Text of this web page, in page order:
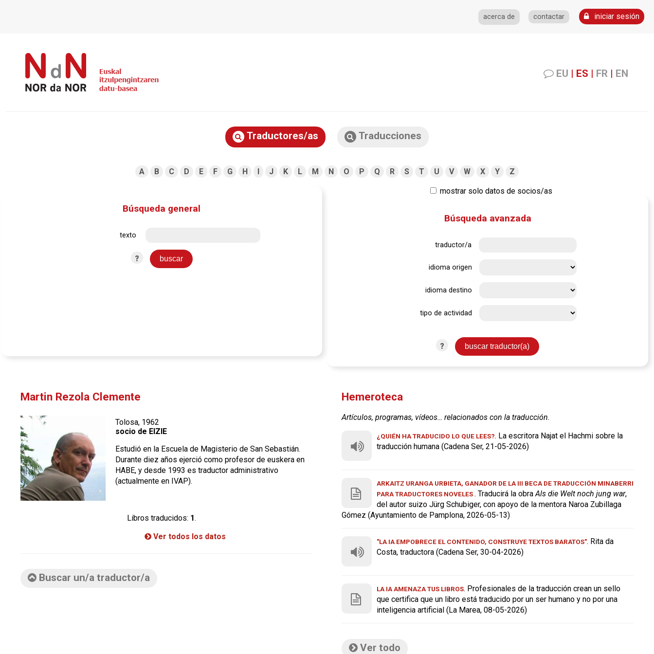
acerca de contactar iniciar sesión
EU | ES | FR | EN
Traductores/as Traducciones
A B C D E F G H I J K L M N O P Q R S T U V W X Y Z
mostrar solo datos de socios/as
Búsqueda general
texto
?
Búsqueda avanzada
traductor/a
idioma origen
idioma destino
tipo de actividad
?
Martin Rezola Clemente
Tolosa, 1962
socio de EIZIE
Estudió en la Escuela de Magisterio de San Sebastián.
Durante diez años ejerció como profesor de euskera en
HABE, y desde 1993 es traductor administrativo
(actualmente en IVAP).
Libros traducidos: 1.
Ver todos los datos
Buscar un/a traductor/a
Hemeroteca
Artículos, programas, vídeos… relacionados con la traducción.
¿QUIÉN HA TRADUCIDO LO QUE LEES?. La escritora Najat el Hachmi sobre la
traducción humana (Cadena Ser, 21-05-2026)
ARKAITZ URANGA URBIETA, GANADOR DE LA III BECA DE TRADUCCIÓN MINABERRI
PARA TRADUCTORES NOVELES . Traducirá la obra Als die Welt noch jung war,
del autor suizo Jürg Schubiger, con apoyo de la mentora Naroa Zubillaga
Gómez (Ayuntamiento de Pamplona, 2026-05-13)
"LA IA EMPOBRECE EL CONTENIDO, CONSTRUYE TEXTOS BARATOS". Rita da
Costa, traductora (Cadena Ser, 30-04-2026)
LA IA AMENAZA TUS LIBROS. Profesionales de la traducción crean un sello
que certifica que un libro está traducido por un ser humano y no por una
inteligencia artificial (La Marea, 08-05-2026)
Ver todo